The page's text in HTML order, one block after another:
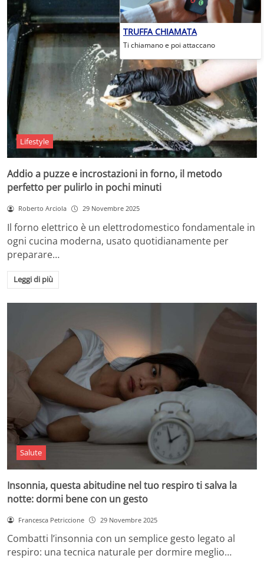
Lifestyle
Addio a puzze e incrostazioni in forno, il metodo
perfetto per pulirlo in pochi minuti
Roberto Arciola 29 Novembre 2025
Il forno elettrico è un elettrodomestico fondamentale in
ogni cucina moderna, usato quotidianamente per
preparare…
Leggi di più
Salute
Insonnia, questa abitudine nel tuo respiro ti salva la
notte: dormi bene con un gesto
Francesca Petriccione 29 Novembre 2025
Combatti l’insonnia con un semplice gesto legato al
respiro: una tecnica naturale per dormire meglio…
TRUFFA CHIAMATA
Ti chiamano e poi attaccano